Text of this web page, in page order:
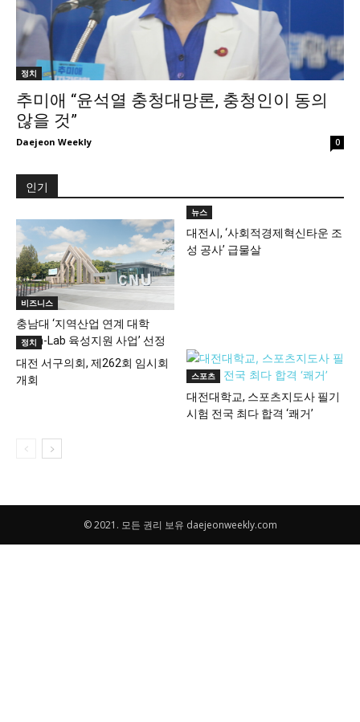
정치
추미애 “윤석열 충청대망론, 충청인이 동의
않을 것”
Daejeon Weekly 0
인기
비즈니스
충남대 ‘지역산업 연계 대학
Open-Lab 육성지원 사업’ 선정
뉴스
대전시, ‘사회적경제혁신타운 조
성 공사’ 급물살
정치
대전 서구의회, 제262회 임시회
개회
스포츠
대전대학교, 스포츠지도사 필기
시험 전국 최다 합격 ‘쾌거’
© 2021. 모든 권리 보유 daejeonweekly.com